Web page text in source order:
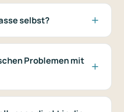
selbst?
Problemen mit